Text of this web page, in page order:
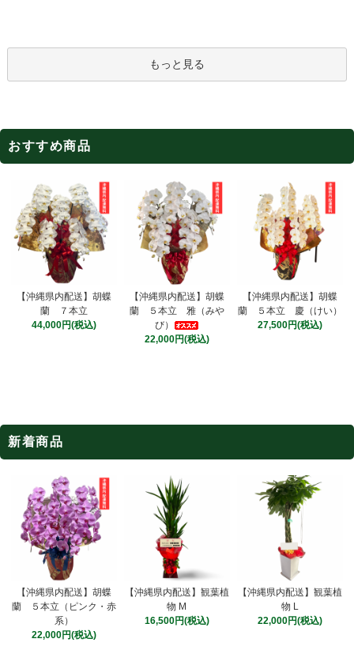
もっと見る
おすすめ商品
【沖縄県内配送】胡蝶
蘭 ７本立
44,000円(税込)
【沖縄県内配送】胡蝶
蘭 ５本立 雅（みや
び）
22,000円(税込)
【沖縄県内配送】胡蝶
蘭 ５本立 慶（けい）
27,500円(税込)
新着商品
【沖縄県内配送】胡蝶
蘭 ５本立（ピンク・赤
系）
22,000円(税込)
【沖縄県内配送】観葉植
物 M
16,500円(税込)
【沖縄県内配送】観葉植
物 L
22,000円(税込)